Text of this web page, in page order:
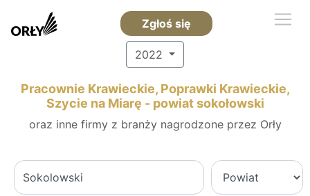
Zgłoś się
2022
Pracownie Krawieckie, Poprawki Krawieckie,
Szycie na Miarę - powiat sokołowski
oraz inne firmy z branży nagrodzone przez Orły